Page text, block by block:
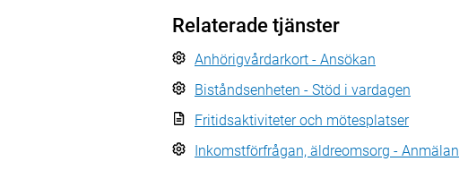
Relaterade tjänster
Anhörigvårdarkort - Ansökan
Biståndsenheten - Stöd i vardagen
Fritidsaktiviteter och mötesplatser
Inkomstförfrågan, äldreomsorg - Anmälan